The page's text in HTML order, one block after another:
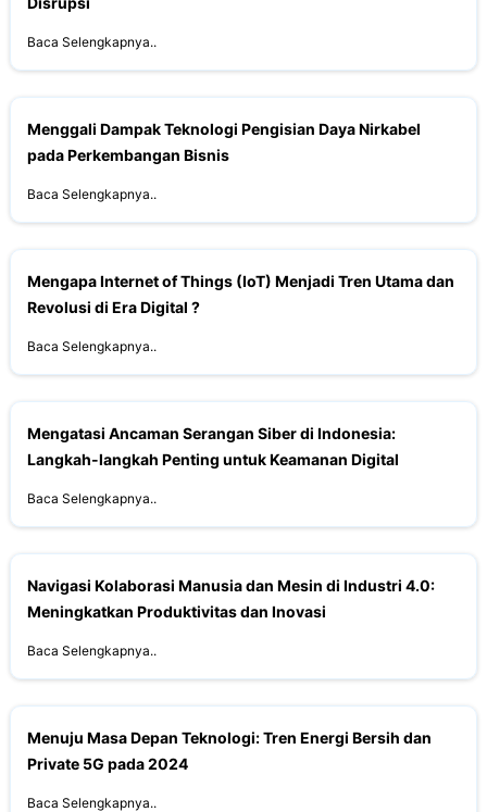
Baca Selengkapnya..
Menggali Dampak Teknologi Pengisian Daya Nirkabel
pada Perkembangan Bisnis
Baca Selengkapnya..
Mengapa Internet of Things (IoT) Menjadi Tren Utama dan
Revolusi di Era Digital ?
Baca Selengkapnya..
Mengatasi Ancaman Serangan Siber di Indonesia:
Langkah-langkah Penting untuk Keamanan Digital
Baca Selengkapnya..
Navigasi Kolaborasi Manusia dan Mesin di Industri 4.0:
Meningkatkan Produktivitas dan Inovasi
Baca Selengkapnya..
Menuju Masa Depan Teknologi: Tren Energi Bersih dan
Private 5G pada 2024
Baca Selengkapnya..